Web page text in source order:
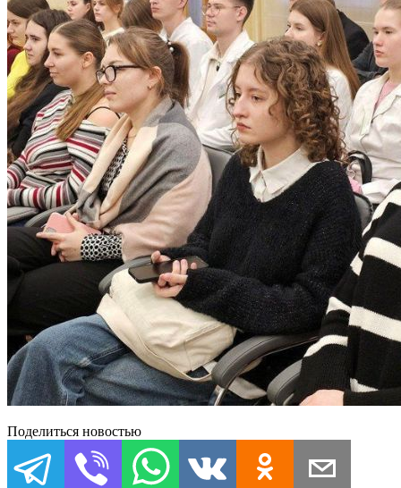
Поделиться новостью